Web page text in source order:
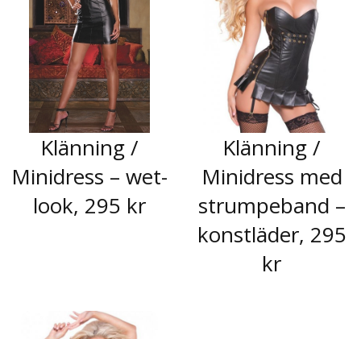
Klänning /
Minidress – wet-
look, 295 kr
Klänning /
Minidress med
strumpeband –
konstläder, 295
kr